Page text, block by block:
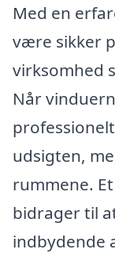
Med en
være sikker
virksomhed
Når
udsigten,
rummene.
bidrager til
indbydende